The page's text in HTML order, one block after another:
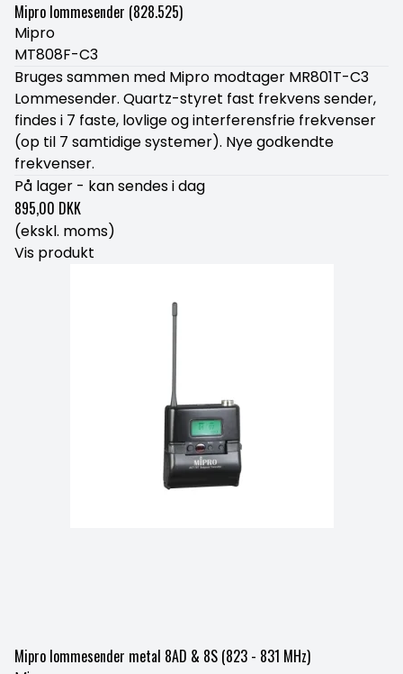
Mipro lommesender (828.525)
Mipro
MT808F-C3
Bruges sammen med Mipro modtager MR801T-C3
Lommesender. Quartz-styret fast frekvens sender,
findes i 7 faste, lovlige og interferensfrie frekvenser
(op til 7 samtidige systemer). Nye godkendte
frekvenser.
På lager - kan sendes i dag
895,00 DKK
(ekskl. moms)
Vis produkt
Mipro lommesender metal 8AD & 8S (823 - 831 MHz)